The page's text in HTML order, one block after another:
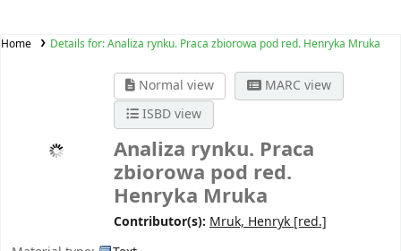
Home Details for:Analiza rynku. Praca zbiorowa pod red. Henryka Mruka
Normal view
MARC view
ISBD view
Analiza rynku. Praca
zbiorowa pod red.
Henryka Mruka
Contributor(s): Mruk, Henryk [red.]